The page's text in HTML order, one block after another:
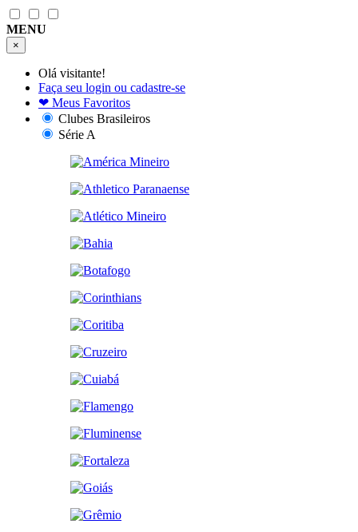
MENU
×
Olá visitante!
Faça seu login ou cadastre-se
❤ Meus Favoritos
Clubes Brasileiros
Série A